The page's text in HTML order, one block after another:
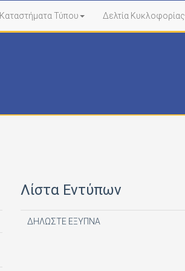
Καταστήματα Τύπου Δελτία Κυκλοφορίας
Λίστα Εντύπων
ΔΗΛΩΣΤΕ ΕΞΥΠΝΑ